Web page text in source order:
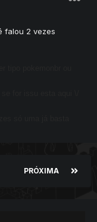
falou 2 vezes
PRÓXIMA